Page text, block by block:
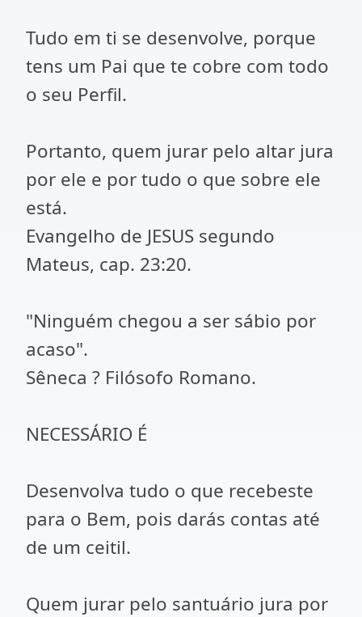
Tudo em ti se desenvolve, porque
tens um Pai que te cobre com todo
o seu Perfil.
Portanto, quem jurar pelo altar jura
por ele e por tudo o que sobre ele
está.
Evangelho de JESUS segundo
Mateus, cap. 23:20.
"Ninguém chegou a ser sábio por
acaso".
Sêneca ? Filósofo Romano.
NECESSÁRIO É
Desenvolva tudo o que recebeste
para o Bem, pois darás contas até
de um ceitil.
Quem jurar pelo santuário jura por